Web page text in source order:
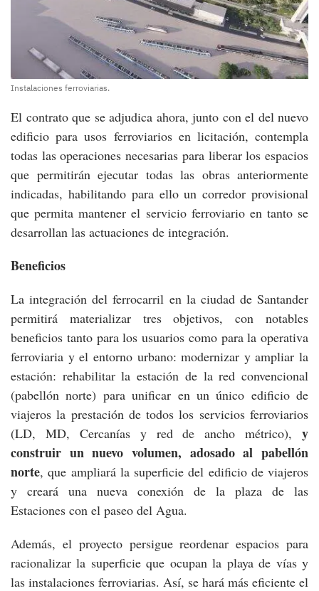
Instalaciones ferroviarias.
El contrato que se adjudica ahora, junto con el del nuevo
edificio para usos ferroviarios en licitación, contempla
todas las operaciones necesarias para liberar los espacios
que permitirán ejecutar todas las obras anteriormente
indicadas, habilitando para ello un corredor provisional
que permita mantener el servicio ferroviario en tanto se
desarrollan las actuaciones de integración.
Beneficios
La integración del ferrocarril en la ciudad de Santander
permitirá materializar tres objetivos, con notables
beneficios tanto para los usuarios como para la operativa
ferroviaria y el entorno urbano: modernizar y ampliar la
estación: rehabilitar la estación de la red convencional
(pabellón norte) para unificar en un único edificio de
viajeros la prestación de todos los servicios ferroviarios
(LD, MD, Cercanías y red de ancho métrico), y
construir un nuevo volumen, adosado al pabellón
norte, que ampliará la superficie del edificio de viajeros
y creará una nueva conexión de la plaza de las
Estaciones con el paseo del Agua.
Además, el proyecto persigue reordenar espacios para
racionalizar la superficie que ocupan la playa de vías y
las instalaciones ferroviarias. Así, se hará más eficiente el